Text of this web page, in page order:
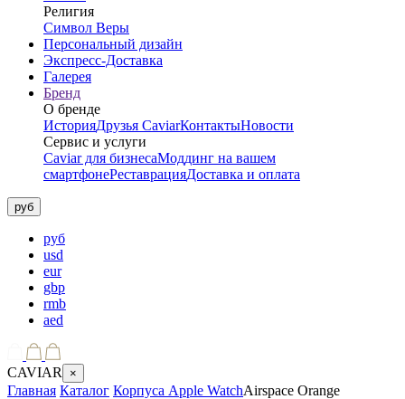
Религия
Символ Веры
Персональный дизайн
Экспресс-Доставка
Галерея
Бренд
О бренде
ИсторияДрузья CaviarКонтактыНовости
Сервис и услуги
Caviar для бизнесаМоддинг на вашем
смартфонеРеставрацияДоставка и оплата
руб
руб
usd
eur
gbp
rmb
aed
CAVIAR ×
Главная Каталог Корпуса Apple WatchAirspace Orange